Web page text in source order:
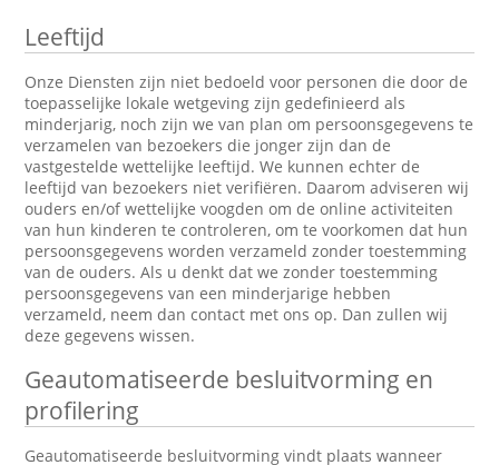
Leeftijd
Onze Diensten zijn niet bedoeld voor personen die door de
toepasselijke lokale wetgeving zijn gedefinieerd als
minderjarig, noch zijn we van plan om persoonsgegevens te
verzamelen van bezoekers die jonger zijn dan de
vastgestelde wettelijke leeftijd. We kunnen echter de
leeftijd van bezoekers niet verifiëren. Daarom adviseren wij
ouders en/of wettelijke voogden om de online activiteiten
van hun kinderen te controleren, om te voorkomen dat hun
persoonsgegevens worden verzameld zonder toestemming
van de ouders. Als u denkt dat we zonder toestemming
persoonsgegevens van een minderjarige hebben
verzameld, neem dan contact met ons op. Dan zullen wij
deze gegevens wissen.
Geautomatiseerde besluitvorming en
profilering
Geautomatiseerde besluitvorming vindt plaats wanneer